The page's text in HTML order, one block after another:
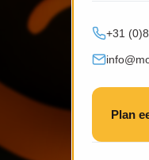
+31
Plan